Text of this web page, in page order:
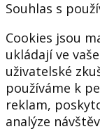
Souhlas s
Cookies jsou
ukládají ve
uživatelské
používáme k
reklam,
analýze